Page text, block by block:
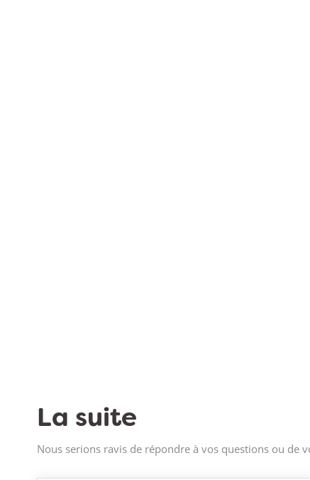
La suite
Nous serions ravis de répondre à vos questions ou de